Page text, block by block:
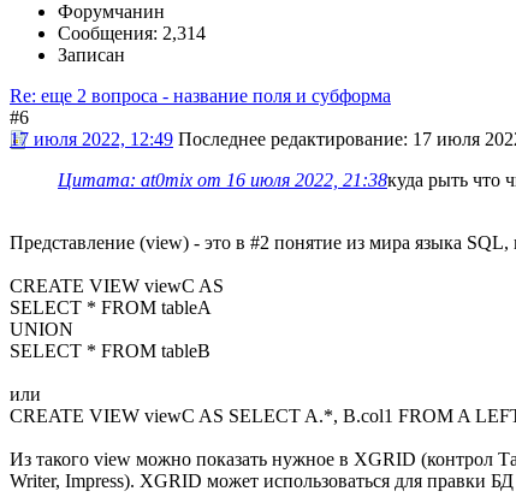
Форумчанин
Сообщения: 2,314
Записан
Re: еще 2 вопроса - название поля и субформа
#6
17 июля 2022, 12:49 Последнее редактирование: 17 июля
Цитата: at0mix от 16 июля 2022, 21:38куда рыть что
Представление (view) - это в #2 понятие из мира языка
CREATE VIEW viewC AS
SELECT * FROM tableA
UNION
SELECT * FROM tableB
или
CREATE VIEW viewC AS SELECT A.*, B.col1 FROM A
Из такого view можно показать нужное в XGRID (контрол
Writer, Impress). XGRID может использоваться для правки